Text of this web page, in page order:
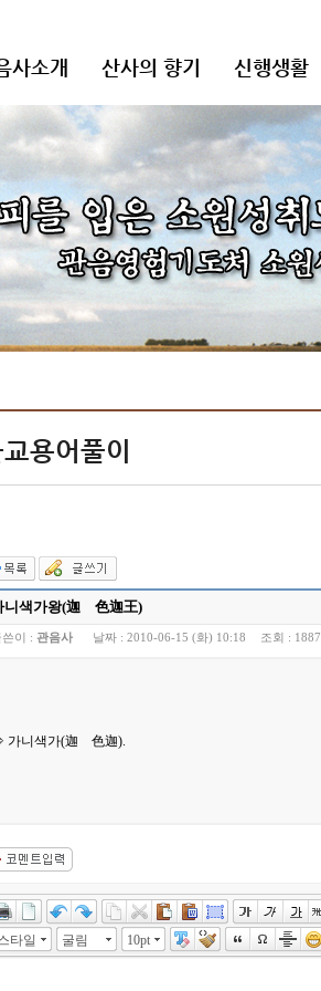
사소개 산사의 향기 신행생활
용어풀이
니색가왕(迦 色迦王)
쓴이 : 관음사 날짜 : 2010-06-15 (화) 10:18 조회 : 1887
가니색가(迦 色迦).
타일 굴림 10pt